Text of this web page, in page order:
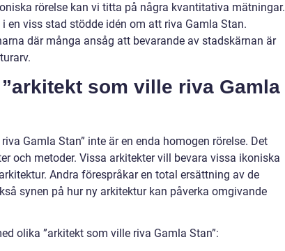
rörelse kan vi titta på några kvantitativa mätningar.
en viss stad stödde idén om att riva Gamla Stan.
där många ansåg att bevarande av stadskärnan är
som ville riva Gamla
Gamla Stan” inte är en enda homogen rörelse. Det
och metoder. Vissa arkitekter vill bevara vissa ikoniska
Andra förespråkar en total ersättning av de
synen på hur ny arkitektur kan påverka omgivande
olika ”arkitekt som ville riva Gamla Stan”: